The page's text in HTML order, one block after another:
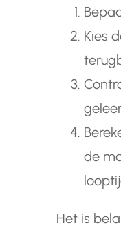
Kies
de
Het is